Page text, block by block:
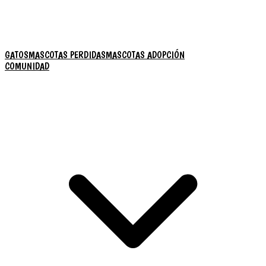
GATOSMASCOTAS PERDIDASMASCOTAS ADOPCIÓN
COMUNIDAD